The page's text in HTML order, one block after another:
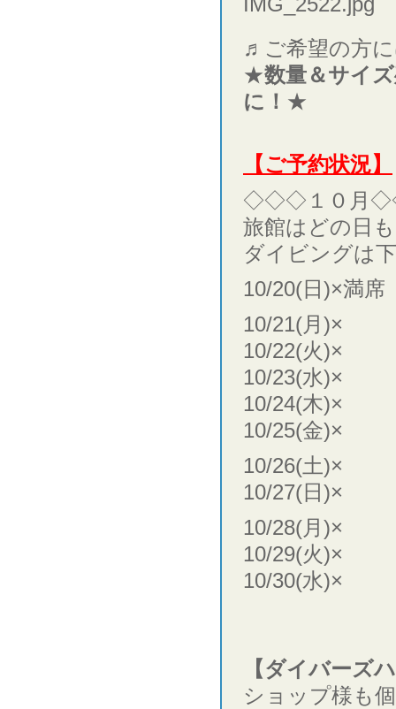
♬ご希望の方
★数量＆サイ
に！ ★
【ご予約状況】
◇◇◇１０月
旅館はどの日
ダイビングは
10/20(日)×満席
10/21(月)×
10/22(火)×
10/23(水)×
10/24(木)×
10/25(金)×
10/26(土)×
10/27(日)×
10/28(月)×
10/29(火)×
10/30(水)×
【ダイバーズ
ショップ様も